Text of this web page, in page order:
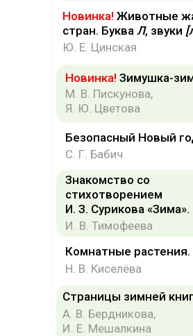
Комнатные растения.
Н. В. Киселёва
А. В. Бердникова,
И. Е. Мешалкина
Страницы зимней
Безопасный Новый
С. Г. Бабич
И. В. Тимофеева
Знакомство со
стихотворением
И. З. Сурикова «Зима».
Ю. Е. Цинская
М. В. Пискунова,
Я. Ю. Цветова
Новинка! Животные
стран. Буква Л, звуки
Новинка! Зимушка-